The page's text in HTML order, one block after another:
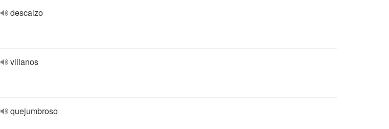
descalzo
villanos
quejumbroso